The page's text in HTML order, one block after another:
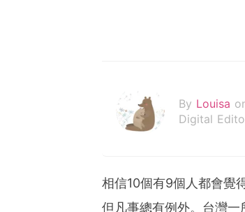
By Louisa
Digital
相信10個有9個人都會覺
但凡事總有例外。台灣